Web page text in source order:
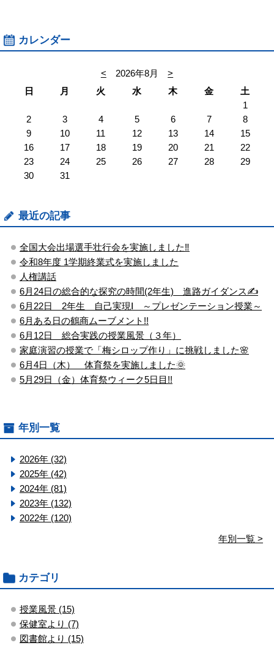
カレンダー
< 2026年8月
>
日
月 火 水 木 金
土
1
2
3 4 5 6 7
8
9
10 11 12 13 14
15
16
17 18 19 20 21
22
23
24 25 26 27 28
29
30
31
最近の記事
全国大会出場選手壮行会を実施しました‼
令和8年度 1学期終業式を実施しました
人権講話
6月24日の総合的な探究の時間(2年生) 進路ガイダンス✍
6月22日 2年生 自己実現Ⅰ ～プレゼンテーション授業～
6月ある日の鶴商ムーブメント!!
6月12日 総合実践の授業風景（３年）
家庭演習の授業で「梅シロップ作り」に挑戦しました🌸
6月4日（木） 体育祭を実施しました🌞
5月29日（金）体育祭ウィーク5日目!!
年別一覧
2026年 (32)
2025年 (42)
2024年 (81)
2023年 (132)
2022年 (120)
年別一覧 >
カテゴリ
授業風景 (15)
保健室より (7)
図書館より (15)